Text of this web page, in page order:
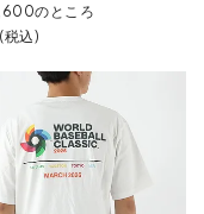
のところ
税込